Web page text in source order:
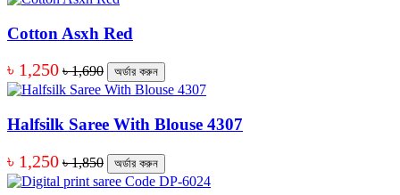
Cotton Asxh Red
৳ 1,250 ৳ 1,690 অর্ডার করুন
Halfsilk Saree With Blouse 4307
৳ 1,250 ৳ 1,850 অর্ডার করুন